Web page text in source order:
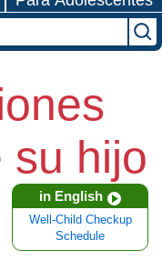
su hijo
in English
Well-Child Checkup
Schedule